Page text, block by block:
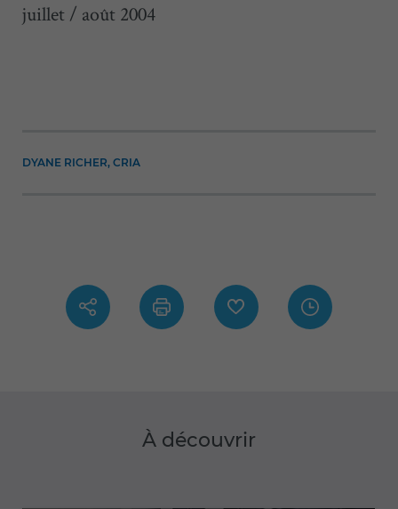
juillet / août 2004
DYANE RICHER, CRIA
À découvrir